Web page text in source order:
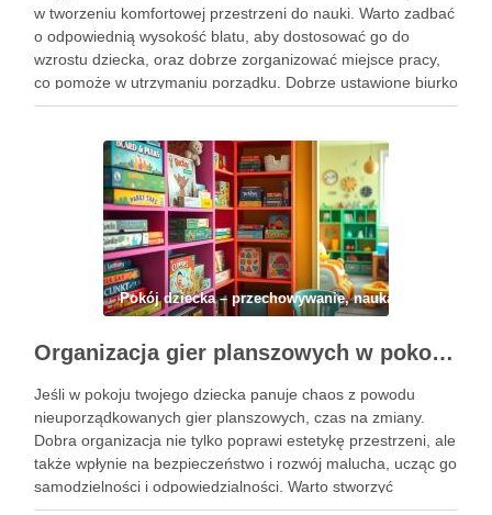
w tworzeniu komfortowej przestrzeni do nauki. Warto zadbać
o odpowiednią wysokość blatu, aby dostosować go do
wzrostu dziecka, oraz dobrze zorganizować miejsce pracy,
co pomoże w utrzymaniu porządku. Dobrze ustawione biurko
względem okna pozwoli maksymalnie wykorzystać naturalne
Pokój dziecka – przechowywanie, nauka i codzienny
Organizacja gier planszowych w pokoju dziecka: jak połączyć porządek, bezpieczeństwo i rozwój na co dzień
Jeśli w pokoju twojego dziecka panuje chaos z powodu
nieuporządkowanych gier planszowych, czas na zmiany.
Dobra organizacja nie tylko poprawi estetykę przestrzeni, ale
także wpłynie na bezpieczeństwo i rozwój malucha, ucząc go
samodzielności i odpowiedzialności. Warto stworzyć
funkcjonalne miejsce do przechowywania gier, które będzie